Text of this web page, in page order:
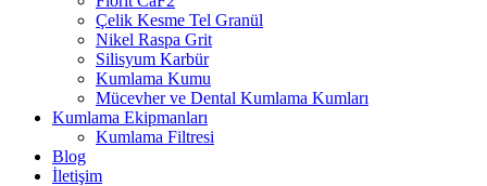
Çelik Kesme Tel Granül
Nikel Raspa Grit
Silisyum Karbür
Kumlama Kumu
Mücevher ve Dental Kumlama Kumları
Kumlama Ekipmanları
Kumlama Filtresi
Blog
İletişim